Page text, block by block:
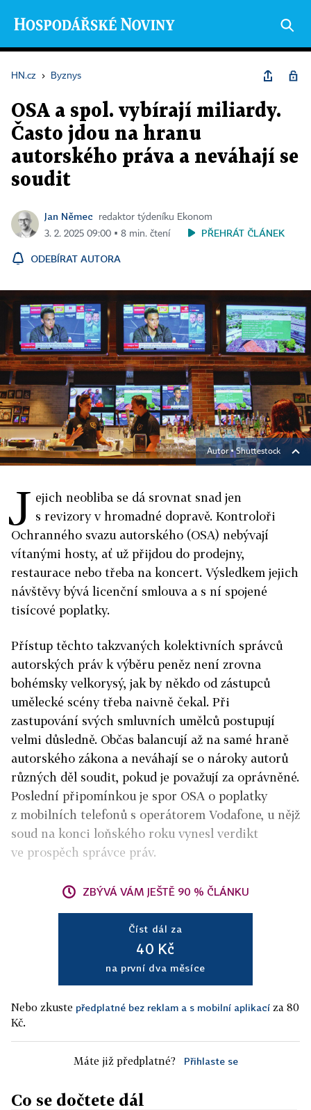
HN.cz › Byznys
OSA a spol. vybírají miliardy.
Často jdou na hranu
autorského práva a neváhají se
soudit
Jan Němec
redaktor týdeníku Ekonom
3. 2. 2025 09:00 ▪ 8 min. čtení
PŘEHRÁT ČLÁNEK
ODEBÍRAT AUTORA
Autor ▪Shuttestock
J ejich neobliba se dá srovnat snad jen
s revizory v hromadné dopravě. Kontroloři
Ochranného svazu autorského (OSA) nebývají
vítanými hosty, ať už přijdou do prodejny,
restaurace nebo třeba na koncert. Výsledkem jejich
návštěvy bývá licenční smlouva a s ní spojené
tisícové poplatky.
Přístup těchto takzvaných kolektivních správců
autorských práv k výběru peněz není zrovna
bohémsky velkorysý, jak by někdo od zástupců
umělecké scény třeba naivně čekal. Při
zastupování svých smluvních umělců postupují
velmi důsledně. Občas balancují až na samé hraně
autorského zákona a neváhají se o nároky autorů
různých děl soudit, pokud je považují za oprávněné.
Poslední připomínkou je spor OSA o poplatky
z mobilních telefonů s operátorem Vodafone, u nějž
soud na konci loňského roku vynesl verdikt
ve prospěch správce práv.
ZBÝVÁ VÁM JEŠTĚ 90 % ČLÁNKU
Číst dál za
40 Kč
na první dva měsíce
Nebo zkuste předplatné bez reklam a s mobilní aplikací za 80
Kč.
Máte již předplatné? Přihlaste se
Co se dočtete dál